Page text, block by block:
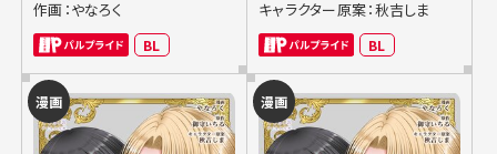
作画：やなろく
BL
キャラクター原案：秋吉しま
BL
漫画 漫画